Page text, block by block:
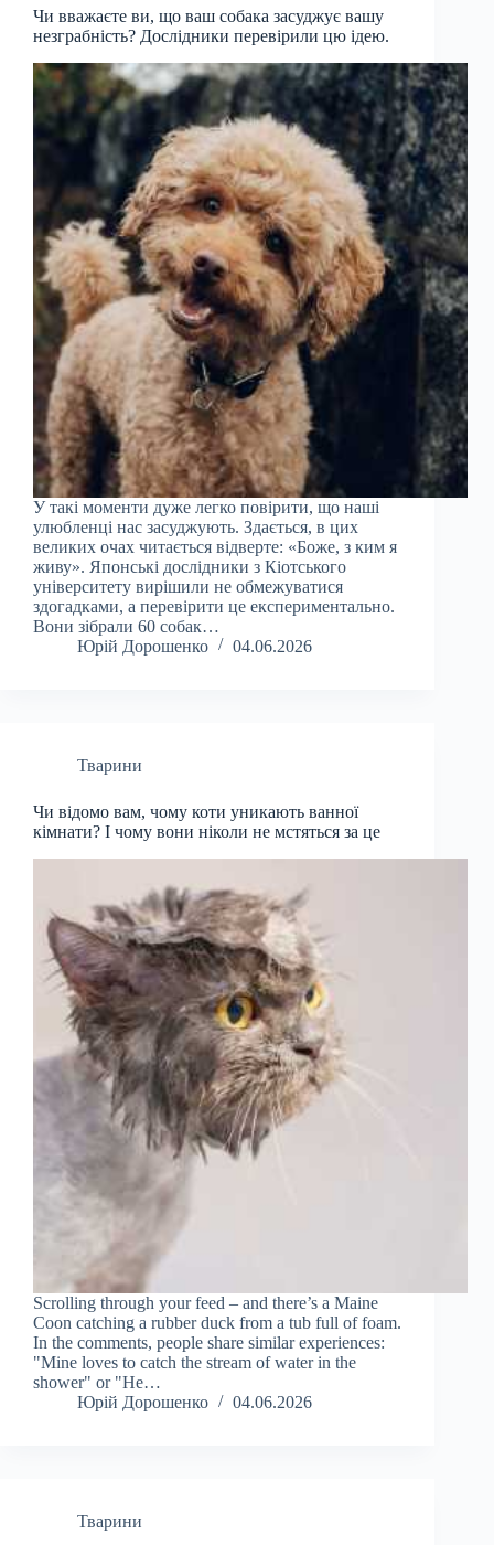
Чи вважаєте ви, що ваш собака засуджує вашу
незграбність? Дослідники перевірили цю ідею.
У такі моменти дуже легко повірити, що наші
улюбленці нас засуджують. Здається, в цих
великих очах читається відверте: «Боже, з ким я
живу». Японські дослідники з Кіотського
університету вирішили не обмежуватися
здогадками, а перевірити це експериментально.
Вони зібрали 60 собак…
Юрій Дорошенко
04.06.2026
Тварини
Чи відомо вам, чому коти уникають ванної
кімнати? І чому вони ніколи не мстяться за це
Scrolling through your feed – and there’s a Maine
Coon catching a rubber duck from a tub full of foam.
In the comments, people share similar experiences:
"Mine loves to catch the stream of water in the
shower" or "He…
Юрій Дорошенко
04.06.2026
Тварини